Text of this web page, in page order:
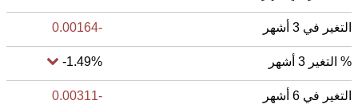
التغير في 3 أشهر -0.00164
% التغير 3 أشهر -1.49%
التغير في 6 أشهر -0.00311